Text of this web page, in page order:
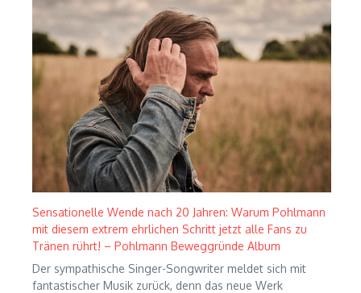
Sensationelle Wende nach 20 Jahren: Warum Pohlmann
mit diesem extrem ehrlichen Schritt jetzt alle Fans zu
Tränen rührt! – Pohlmann Beweggründe Album
Der sympathische Singer-Songwriter meldet sich mit
fantastischer Musik zurück, denn das neue Werk